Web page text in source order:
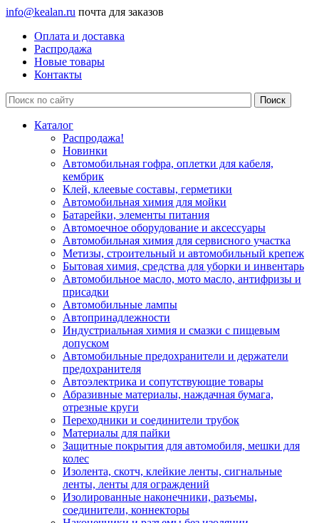
info@kealan.ru почта для заказов
Оплата и доставка
Распродажа
Новые товары
Контакты
Каталог
Распродажа!
Новинки
Автомобильная гофра, оплетки для кабеля,
кембрик
Клей, клеевые составы, герметики
Автомобильная химия для мойки
Батарейки, элементы питания
Автомоечное оборудование и аксессуары
Автомобильная химия для сервисного участка
Метизы, строительный и автомобильный крепеж
Бытовая химия, средства для уборки и инвентарь
Автомобильное масло, мото масло, антифризы и
присадки
Автомобильные лампы
Автопринадлежности
Индустриальная химия и смазки с пищевым
допуском
Автомобильные предохранители и держатели
предохранителя
Автоэлектрика и сопутствующие товары
Абразивные материалы, наждачная бумага,
отрезные круги
Переходники и соединители трубок
Материалы для пайки
Защитные покрытия для автомобиля, мешки для
колес
Изолента, скотч, клейкие ленты, сигнальные
ленты, ленты для ограждений
Изолированные наконечники, разъемы,
соединители, коннекторы